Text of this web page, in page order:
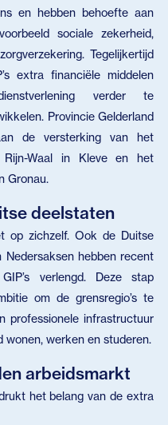
en hebben behoefte aan
sociale zekerheid,
Tegelijkertijd
extra financiële middelen
verder te
Provincie Gelderland
de versterking van het
Rijn-Waal in Kleve en het
Gronau.
deelstaten
op zichzelf. Ook de Duitse
Nedersaksen hebben recent
verlengd. Deze stap
om de grensregio’s te
professionele infrastructuur
wonen, werken en studeren.
arbeidsmarkt
het belang van de extra